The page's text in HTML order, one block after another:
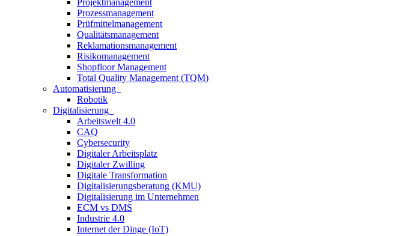
Projektmanagement
Prozessmanagement
Prüfmittelmanagement
Qualitätsmanagement
Reklamationsmanagement
Risikomanagement
Shopfloor Management
Total Quality Management (TQM)
Automatisierung
Robotik
Digitalisierung
Arbeitswelt 4.0
CAQ
Cybersecurity
Digitaler Arbeitsplatz
Digitaler Zwilling
Digitale Transformation
Digitalisierungsberatung (KMU)
Digitalisierung im Unternehmen
ECM vs DMS
Industrie 4.0
Internet der Dinge (IoT)